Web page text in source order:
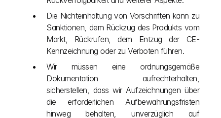
Die Nichteinhaltung von Vorschriften kann zu
Sanktionen, dem Rückzug des Produkts vom
Markt, Rückrufen, dem Entzug der CE-
Kennzeichnung oder zu Verboten führen.
Wir müssen eine ordnungsgemäße
Dokumentation aufrechterhalten,
sicherstellen, dass wir Aufzeichnungen über
die erforderlichen Aufbewahrungsfristen
hinweg behalten, unverzüglich auf